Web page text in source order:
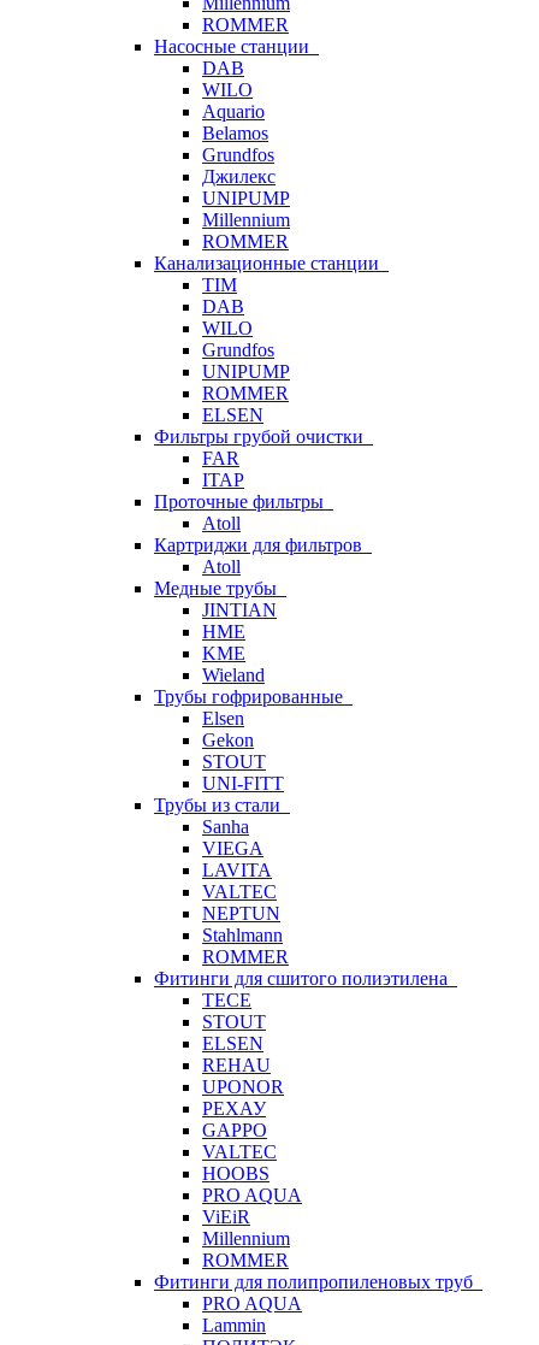
ROMMER
Насосные станции
DAB
WILO
Aquario
Belamos
Grundfos
Джилекс
UNIPUMP
Millennium
ROMMER
Канализационные станции
TIM
DAB
WILO
Grundfos
UNIPUMP
ROMMER
ELSEN
Фильтры грубой очистки
FAR
ITAP
Проточные фильтры
Atoll
Картриджи для фильтров
Atoll
Медные трубы
JINTIAN
HME
KME
Wieland
Трубы гофрированные
Elsen
Gekon
STOUT
UNI-FITT
Трубы из стали
Sanha
VIEGA
LAVITA
VALTEC
NEPTUN
Stahlmann
ROMMER
Фитинги для сшитого полиэтилена
TECE
STOUT
ELSEN
REHAU
UPONOR
РЕХАУ
GAPPO
VALTEC
HOOBS
PRO AQUA
ViEiR
Millennium
ROMMER
Фитинги для полипропиленовых труб
PRO AQUA
Lammin